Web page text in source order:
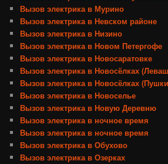
Вызов электрика в Мурино
Вызов электрика в Невском районе
Вызов электрика в Низино
Вызов электрика в Новом Петергофе
Вызов электрика в Новосаратовке
Вызов электрика в Новосёлках
Вызов электрика в Новосёлках
Вызов электрика в Новоселье
Вызов электрика в Новую Деревню
Вызов электрика в ночное время
Вызов электрика в ночное время
Вызов электрика в Обухово
Вызов электрика в Озерках